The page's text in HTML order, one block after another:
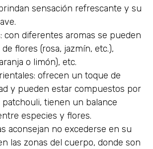
sensación refrescante y su
con diferentes aromas se pueden
flores (rosa, jazmín, etc.),
o limón), etc.
ofrecen un toque de
y pueden estar compuestos por
patchouli, tienen un balance
especies y flores.
aconsejan no excederse en su
las zonas del cuerpo, donde son